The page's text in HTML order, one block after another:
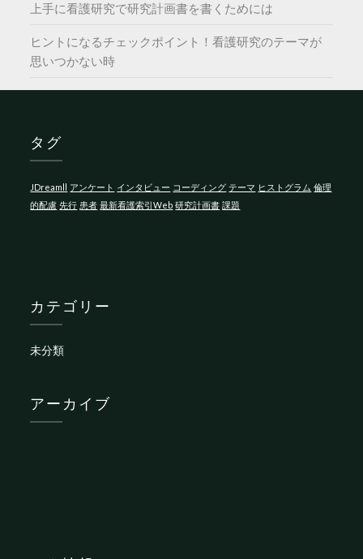
上手に看護研究で研究計画書を書くためには
ヒントになるチェックポイント！看護研究のテーマが
思いつかない時
タグ
JDreamll アンケート インタビュー コーディング テーマ ヒストグラム 倫理
的配慮 先行 患者 最新看護索引Web 研究計画書 課題
カテゴリー
未分類
アーカイブ